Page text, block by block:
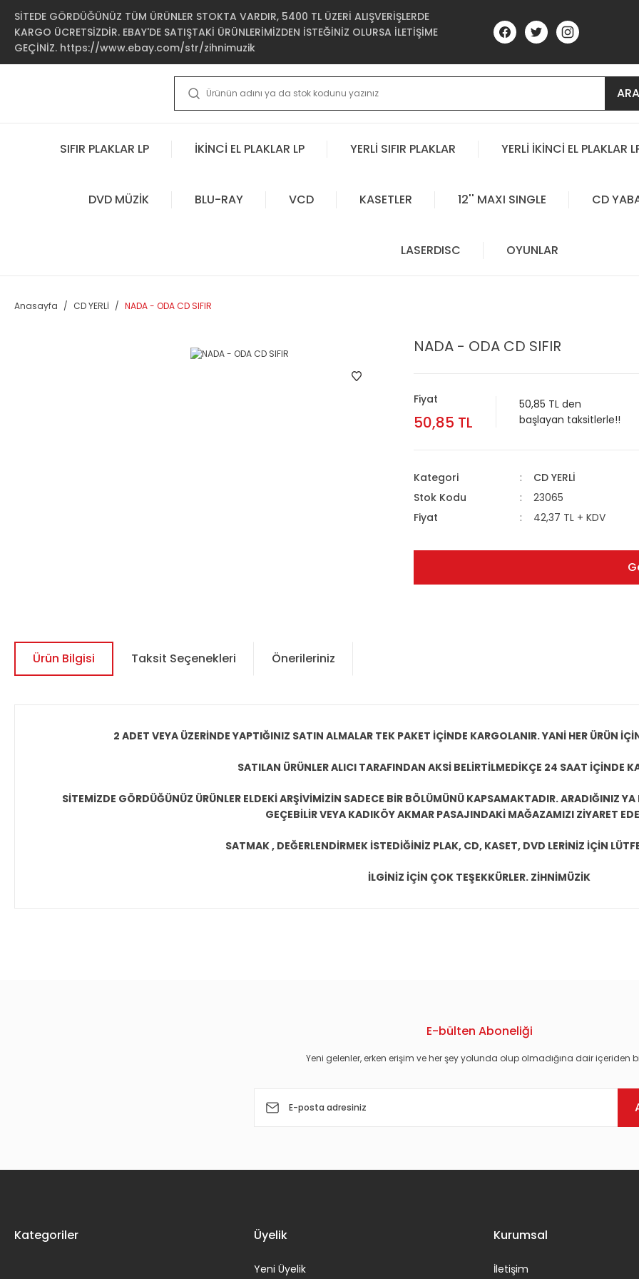
SİTEDE GÖRDÜĞÜNÜZ TÜM ÜRÜNLER STOKTA VARDIR, 5400 TL ÜZERİ ALIŞVERİŞLERDE
KARGO ÜCRETSİZDİR. EBAY'DE SATIŞTAKİ ÜRÜNLERİMİZDEN İSTEĞİNİZ OLURSA İLETİŞİME
GEÇİNİZ. https://www.ebay.com/str/zihnimuzik
ARA
SIFIR PLAKLAR LP İKİNCİ EL PLAKLAR LP YERLİ SIFIR PLAKLAR YERLİ İKİNCİ EL PLAKLAR
DVD MÜZİK BLU-RAY VCD KASETLER 12'' MAXI SINGLE CD
LASERDISC OYUNLAR
Anasayfa CD YERLİ NADA - ODA CD SIFIR
NADA - ODA CD SIFIR
Fiyat
50,85 TL
50,85 TL den
başlayan taksitlerle!!
Kategori
CD YERLİ
Stok Kodu
23065
Fiyat
42,37 TL + KDV
Ürün Bilgisi Taksit Seçenekleri Önerileriniz
2 ADET VEYA ÜZERİNDE YAPTIĞINIZ SATIN ALMALAR TEK PAKET İÇİNDE KARGOLANIR. YANİ HER ÜRÜN
SATILAN ÜRÜNLER ALICI TARAFINDAN AKSİ BELİRTİLMEDİKÇE 24 SAAT İÇİNDE
SİTEMİZDE GÖRDÜĞÜNÜZ ÜRÜNLER ELDEKİ ARŞİVİMİZİN SADECE BİR BÖLÜMÜNÜ KAPSAMAKTADIR. ARADIĞINIZ
GEÇEBİLİR VEYA KADIKÖY AKMAR PASAJINDAKİ MAĞAZAMIZI ZİYARET
SATMAK , DEĞERLENDİRMEK İSTEDİĞİNİZ PLAK, CD, KASET, DVD LERİNİZ İÇİN
İLGİNİZ İÇİN ÇOK TEŞEKKÜRLER. ZİHNİMÜZİK
E-bülten Aboneliği
Yeni gelenler, erken erişim ve her şey yolunda olup olmadığına dair içeriden
Kategoriler Üyelik
Yeni Üyelik
Kurumsal
İletişim